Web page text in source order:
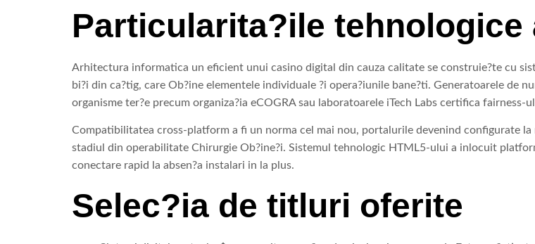
Particularita?ile
Arhitectura informatica un eficient unui casino digital din cauza calitate se construie?te cu
bi?i din ca?tig, care Ob?ine elementele individuale ?i opera?iunile bane?ti. Generatoarele de
organisme ter?e precum organiza?ia eCOGRA sau laboratoarele iTech Labs certifica fairness-
Compatibilitatea cross-platform a fi un norma cel mai nou, portalurile devenind configurate
stadiul din operabilitate Chirurgie Ob?ine?i. Sistemul tehnologic HTML5-ului a inlocuit
conectare rapid la absen?a instalari in la plus.
Selec?ia de titluri oferite